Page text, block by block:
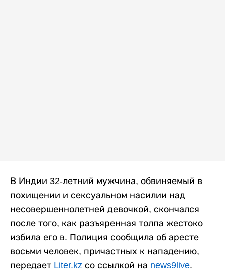
В Индии 32-летний мужчина, обвиняемый в
похищении и сексуальном насилии над
несовершеннолетней девочкой, скончался
после того, как разъяренная толпа жестоко
избила его в. Полиция сообщила об аресте
восьми человек, причастных к нападению,
передает Liter.kz со ссылкой на news9live.